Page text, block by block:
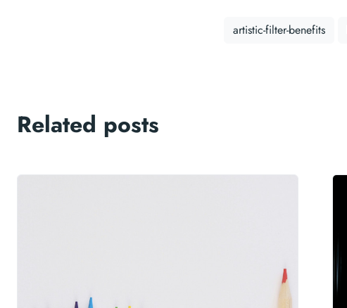
artistic-filter-benefits
Related posts